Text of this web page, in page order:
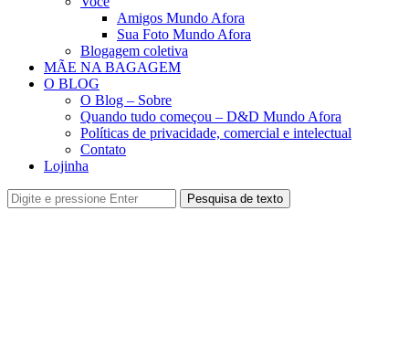
Amigos Mundo Afora
Sua Foto Mundo Afora
Blogagem coletiva
MÃE NA BAGAGEM
O BLOG
O Blog – Sobre
Quando tudo começou – D&D Mundo Afora
Políticas de privacidade, comercial e intelectual
Contato
Lojinha
Pesquisa de texto